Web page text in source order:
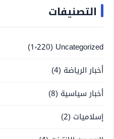
التصنيفات
Uncategorized (1٬220)
أخبار الرياضة (4)
أخبار سياسية (8)
إسلاميات (2)